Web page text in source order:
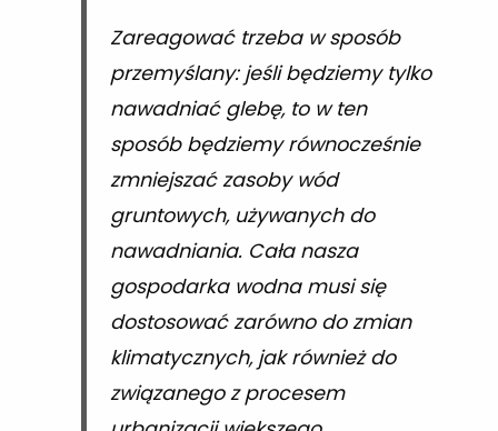
Zareagować trzeba w sposób
przemyślany: jeśli będziemy tylko
nawadniać glebę, to w ten
sposób będziemy równocześnie
zmniejszać zasoby wód
gruntowych, używanych do
nawadniania. Cała nasza
gospodarka wodna musi się
dostosować zarówno do zmian
klimatycznych, jak również do
związanego z procesem